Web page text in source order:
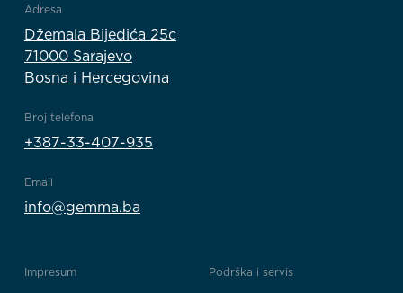
Adresa
Džemala Bijedića 25c
71000 Sarajevo
Bosna i Hercegovina
Broj telefona
+387-33-407-935
Email
info@gemma.ba
Impresum Podrška i servis